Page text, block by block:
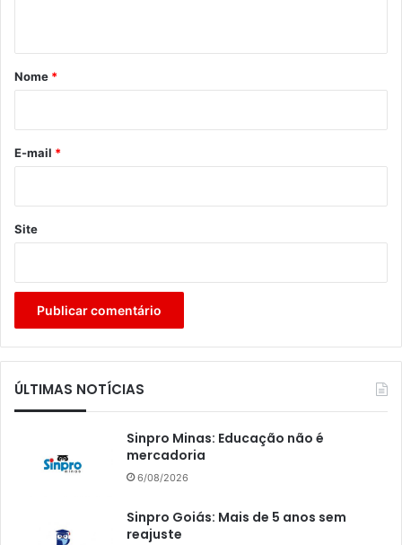
r
*
Nome *
E-mail *
Site
ÚLTIMAS NOTÍCIAS
Sinpro Minas: Educação não é
mercadoria
6/08/2026
Sinpro Goiás: Mais de 5 anos sem
reajuste